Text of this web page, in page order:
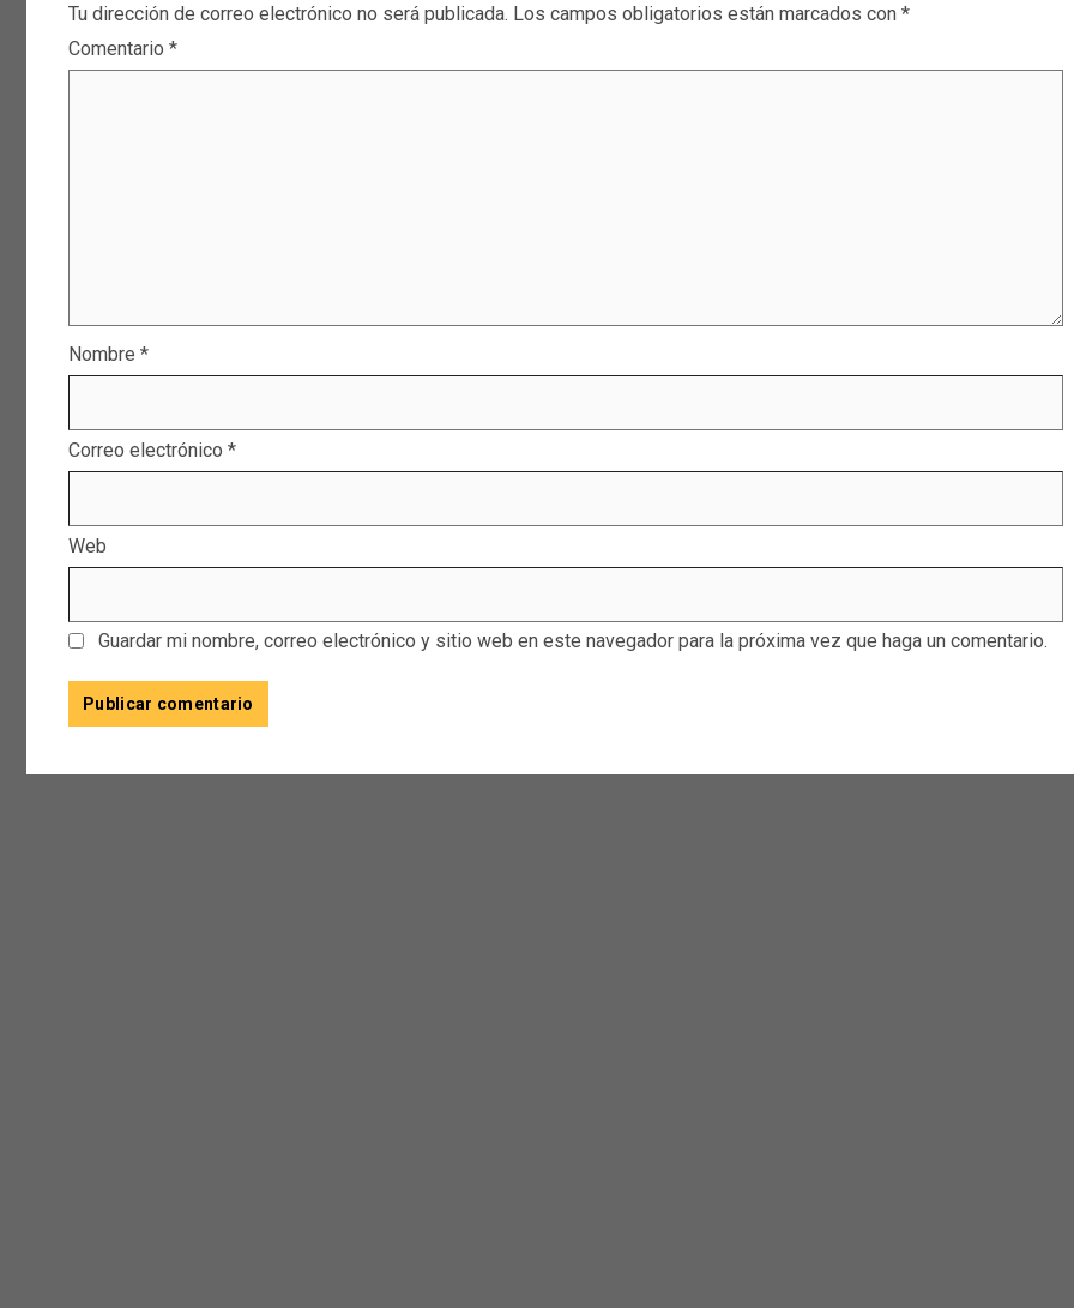
Tu dirección de correo electrónico no será publicada. Los campos obligatorios están marcados con *
Comentario *
Nombre *
Correo electrónico *
Web
Guardar mi nombre, correo electrónico y sitio web en este navegador para la próxima vez que haga un comentario.